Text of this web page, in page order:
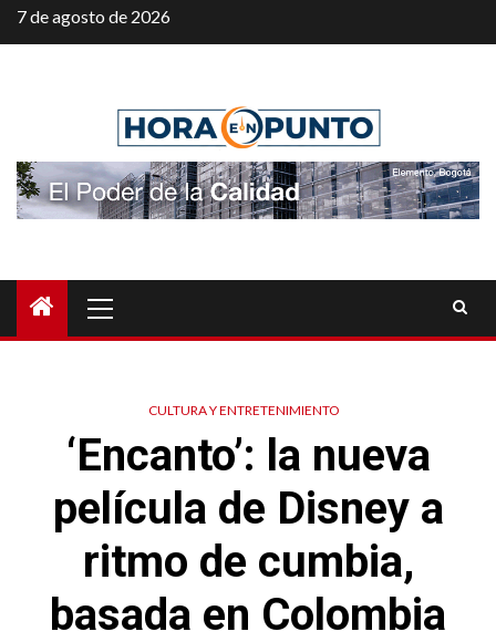
Saltar
al
7 de agosto de 2026
principal
CULTURA Y ENTRETENIMIENTO
‘Encanto’: la nueva
película de Disney a
ritmo de cumbia,
basada en Colombia